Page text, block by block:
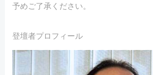
予めご了承ください。
登壇者プロフィール